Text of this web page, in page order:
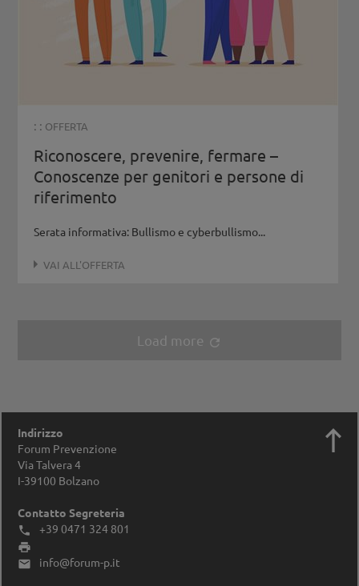
: : OFFERTA
Riconoscere, prevenire, fermare –
Conoscenze per genitori e persone di
riferimento
Serata informativa: Bullismo e cyberbullismo...
VAI ALL'OFFERTA
Load more refresh
Indirizzo
Forum Prevenzione
Via Talvera 4
I-39100 Bolzano
Contatto Segreteria
 +39 0471 324 801


info@forum-p.it
